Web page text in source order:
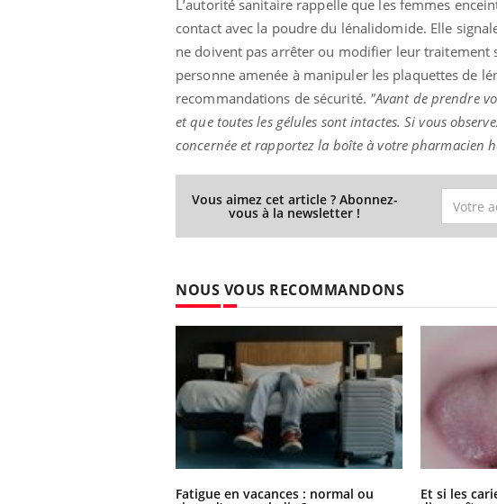
L’autorité sanitaire rappelle que les femmes
contact avec la poudre du lénalidomide. Elle
ne doivent pas arrêter ou modifier leur traitement
personne amenée à manipuler les plaquettes de
recommandations de sécurité. "Avant de prendre
et que toutes les gélules sont intactes. Si vous
concernée et rapportez la boîte à votre pharmacien
Vous aimez cet article ? Abonnez-
vous à la newsletter !
NOUS VOUS RECOMMANDONS
Fatigue en vacances : normal ou Et si les
Eczéma Chronique des Mains :
expliquer ma maladieYoutube
Il y a des sujets qui sont faciles à aborder...
d'autres non ! D'un côté, poser des
Youtube
Carence en fer
prévenir
Fatigue,
même alopécie…